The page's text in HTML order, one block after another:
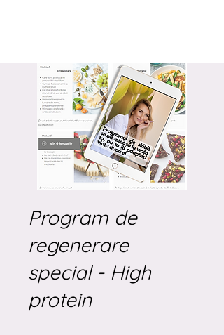
Program de
regenerare
special - High
protein